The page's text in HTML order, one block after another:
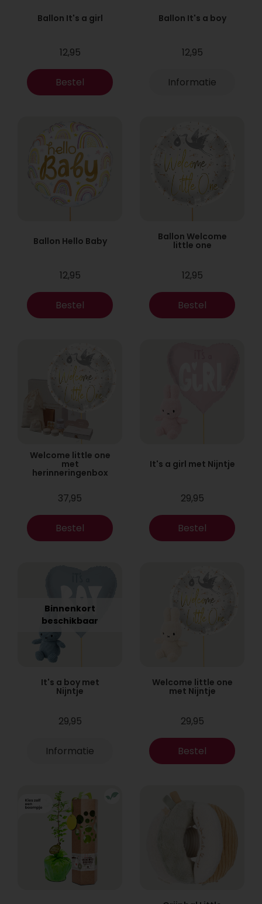
Ballon It's a girl
12,95
Bestel
Ballon It's a boy
12,95
Informatie
Ballon Hello Baby
12,95
Bestel
Ballon Welcome
little one
12,95
Bestel
Welcome little one
met
herinneringenbox
37,95
Bestel
It's a girl met Nijntje
29,95
Bestel
Binnenkort
beschikbaar
It's a boy met
Nijntje
29,95
Informatie
Welcome little one
met Nijntje
29,95
Bestel